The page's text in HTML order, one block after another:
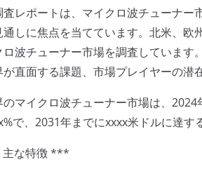
査レポートは、マイクロ波チューナー
通しに焦点を当てています。北米、欧
ロ波チューナー市場を調査しています
が直面する課題、市場プレイヤーの潜
のマイクロ波チューナー市場は、
で、2031年までにxxxx米ドルに達す
な特徴 ***